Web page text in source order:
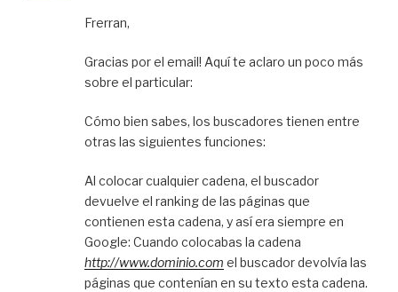
Frerran,
Gracias por el email! Aquí te aclaro un poco más
sobre el particular:
Cómo bien sabes, los buscadores tienen entre
otras las siguientes funciones:
Al colocar cualquier cadena, el buscador
devuelve el ranking de las páginas que
contienen esta cadena, y así era siempre en
Google: Cuando colocabas la cadena
http://www.dominio.com el buscador devolvía las
páginas que contenían en su texto esta cadena.